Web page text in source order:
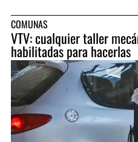
COMUNAS
VTV: cualquier taller
habilitadas para hacerlas